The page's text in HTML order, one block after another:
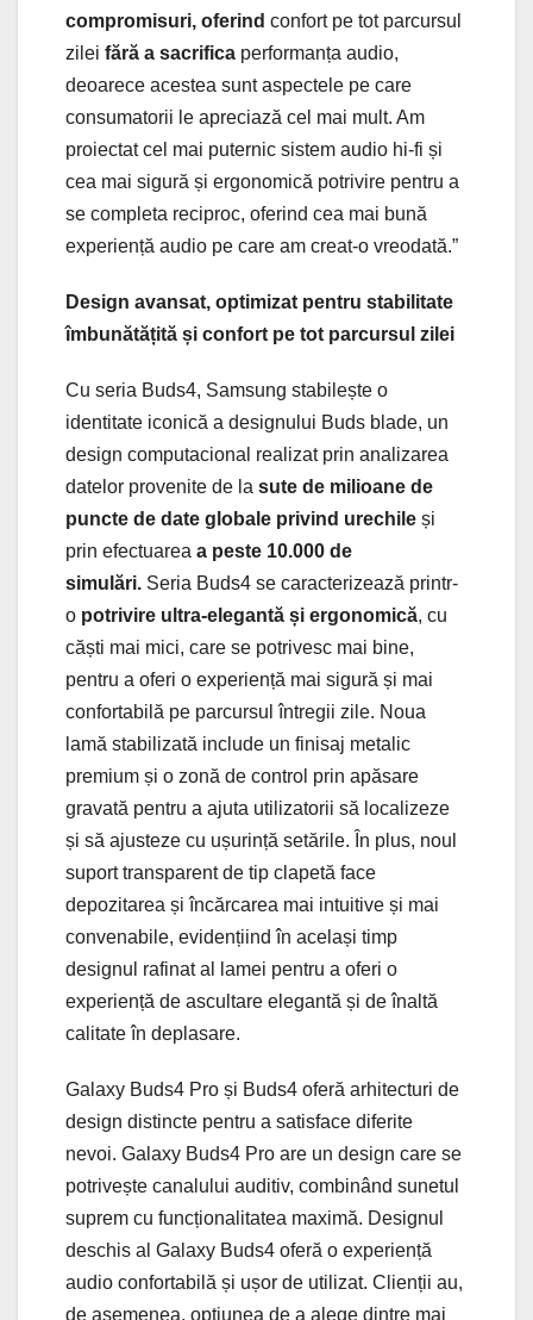
compromisuri, oferind confort pe tot parcursul
zilei fără a sacrifica performanța audio,
deoarece acestea sunt aspectele pe care
consumatorii le apreciază cel mai mult. Am
proiectat cel mai puternic sistem audio hi-fi și
cea mai sigură și ergonomică potrivire pentru a
se completa reciproc, oferind cea mai bună
experiență audio pe care am creat-o vreodată.”
Design avansat, optimizat pentru stabilitate
îmbunătățită și confort pe tot parcursul zilei
Cu seria Buds4, Samsung stabilește o
identitate iconică a designului Buds blade, un
design computacional realizat prin analizarea
datelor provenite de la sute de milioane de
puncte de date globale privind urechile și
prin efectuarea a peste 10.000 de
simulări. Seria Buds4 se caracterizează printr-
o potrivire ultra-elegantă și ergonomică, cu
căști mai mici, care se potrivesc mai bine,
pentru a oferi o experiență mai sigură și mai
confortabilă pe parcursul întregii zile. Noua
lamă stabilizată include un finisaj metalic
premium și o zonă de control prin apăsare
gravată pentru a ajuta utilizatorii să localizeze
și să ajusteze cu ușurință setările. În plus, noul
suport transparent de tip clapetă face
depozitarea și încărcarea mai intuitive și mai
convenabile, evidențiind în același timp
designul rafinat al lamei pentru a oferi o
experiență de ascultare elegantă și de înaltă
calitate în deplasare.
Galaxy Buds4 Pro și Buds4 oferă arhitecturi de
design distincte pentru a satisface diferite
nevoi. Galaxy Buds4 Pro are un design care se
potrivește canalului auditiv, combinând sunetul
suprem cu funcționalitatea maximă. Designul
deschis al Galaxy Buds4 oferă o experiență
audio confortabilă și ușor de utilizat. Clienții au,
de asemenea, opțiunea de a alege dintre mai